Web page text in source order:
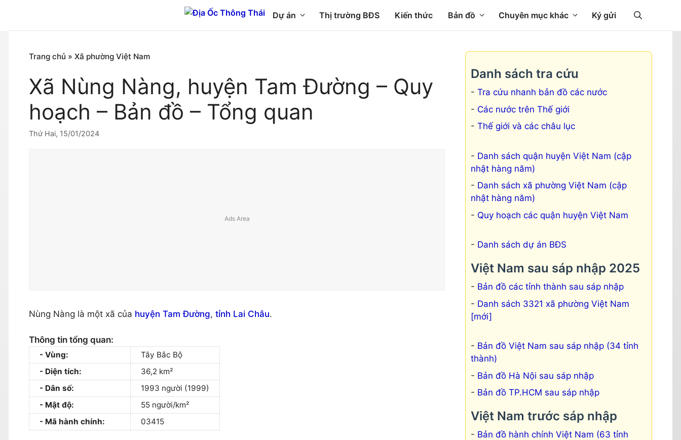
nội
Dự án Thị trường BĐS Kiến thức Bản đồ Chuyên mục khác Ký gửi
Trang chủ » Xã phường Việt Nam
Xã Nùng Nàng, huyện Tam Đường – Quy
hoạch – Bản đồ – Tổng quan
Thứ Hai, 15/01/2024
Nùng Nàng là một xã của huyện Tam Đường, tỉnh Lai Châu.
Thông tin tổng quan:
Vùng:
Tây Bắc Bộ
Diện tích:
36,2 km²
Dân số:
1993 người (1999)
Mật độ:
55 người/km²
Mã hành chính:
03415
Danh sách tra cứu
Tra cứu nhanh bản đồ các nước
Các nước trên Thế giới
Thế giới và các châu lục
Danh sách quận huyện Việt Nam (cập
nhật hàng năm)
Danh sách xã phường Việt Nam (cập
nhật hàng năm)
Quy hoạch các quận huyện Việt Nam
Danh sách dự án BĐS
Việt Nam sau sáp nhập 2025
Bản đồ các tỉnh thành sau sáp nhập
Danh sách 3321 xã phường Việt Nam
[mới]
Bản đồ Việt Nam sau sáp nhập (34 tỉnh
thành)
Bản đồ Hà Nội sau sáp nhập
Bản đồ TP.HCM sau sáp nhập
Việt Nam trước sáp nhập
Bản đồ hành chính Việt Nam (63 tỉnh